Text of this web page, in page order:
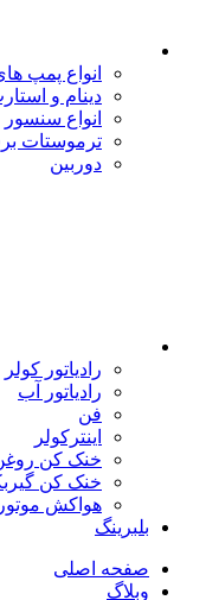
انواع پمپ
دینام و
انواع سنسور
ترموستات
دوربین
رادیاتور کولر
رادیاتور آب
فن
اینترکولر
خنک کن
خنک کن
هواکش موتور
بلبرینگ
صفحه اصلی
وبلاگ